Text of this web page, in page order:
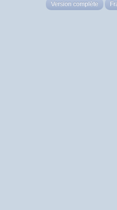
Version complète